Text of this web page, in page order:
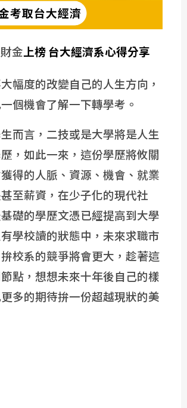
金上榜 台大經濟系心得分享
幅度的改變自己的人生方向，
個機會了解一下轉學考。
而言，二技或是大學將是人生
，如此一來，這份學歷將攸關
得的人脈、資源、機會、就業
至薪資，在少子化的現代社
礎的學歷文憑已經提高到大學
學校讀的狀態中，未來求職市
校系的競爭將會更大，趁著這
點，想想未來十年後自己的樣
多的期待拚一份超越現狀的美